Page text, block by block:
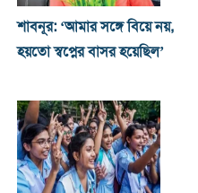
শাবনূর: ‘আমার সঙ্গে বিয়ে নয়,
হয়তো স্বপ্নের বাসর হয়েছিল’